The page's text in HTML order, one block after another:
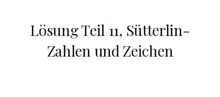
Lösung Teil 11, Sütterlin-
Zahlen und Zeichen